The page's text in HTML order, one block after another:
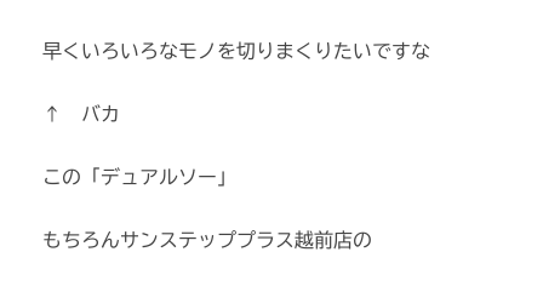
早くいろいろなモノを切りまくりたいですな
↑ バカ
この「デュアルソー」
もちろんサンステッププラス越前店の